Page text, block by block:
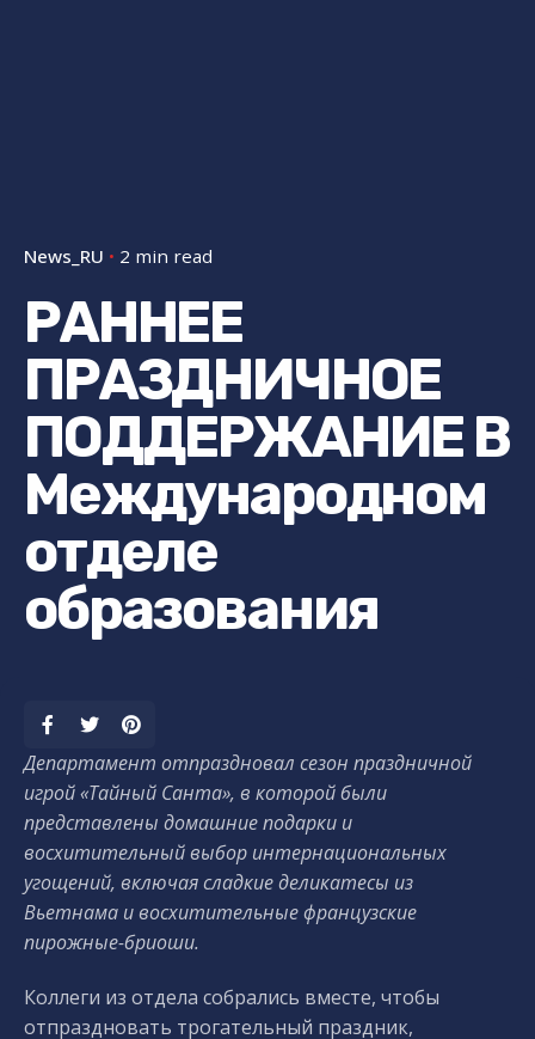
News_RU 2 min read
РАННЕЕ
ПРАЗДНИЧНОЕ
ПОДДЕРЖАНИЕ В
Международном
отделе
образования
Департамент отпраздновал сезон праздничной
игрой «Тайный Санта», в которой были
представлены домашние подарки и
восхитительный выбор интернациональных
угощений, включая сладкие деликатесы из
Вьетнама и восхитительные французские
пирожные-бриоши.
Коллеги из отдела собрались вместе, чтобы
отпраздновать трогательный праздник,